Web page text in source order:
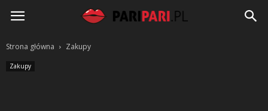
PariPari.pl
Strona główna Zakupy
Zakupy